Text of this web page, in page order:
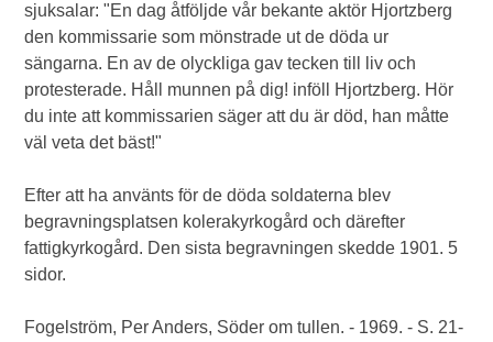
sjuksalar: "En dag åtföljde vår bekante aktör Hjortzberg
den kommissarie som mönstrade ut de döda ur
sängarna. En av de olyckliga gav tecken till liv och
protesterade. Håll munnen på dig! inföll Hjortzberg. Hör
du inte att kommissarien säger att du är död, han måtte
väl veta det bäst!"
Efter att ha använts för de döda soldaterna blev
begravningsplatsen kolerakyrkogård och därefter
fattigkyrkogård. Den sista begravningen skedde 1901. 5
sidor.
Fogelström, Per Anders, Söder om tullen. - 1969. - S. 21-